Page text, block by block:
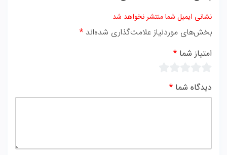
نشانی ایمیل شما منتشر نخواهد شد.
بخش‌های موردنیاز علامت‌گذاری شده‌اند *
امتیاز شما *
دیدگاه شما *